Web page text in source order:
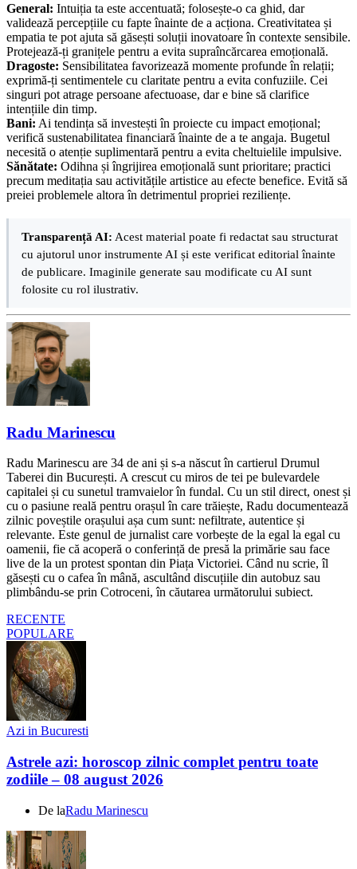
General: Intuiția ta este accentuată; folosește-o ca ghid, dar
validează percepțiile cu fapte înainte de a acționa. Creativitatea și
empatia te pot ajuta să găsești soluții inovatoare în contexte sensibile.
Protejează-ți granițele pentru a evita supraîncărcarea emoțională.
Dragoste: Sensibilitatea favorizează momente profunde în relații;
exprimă-ți sentimentele cu claritate pentru a evita confuziile. Cei
singuri pot atrage persoane afectuoase, dar e bine să clarifice
intențiile din timp.
Bani: Ai tendința să investești în proiecte cu impact emoțional;
verifică sustenabilitatea financiară înainte de a te angaja. Bugetul
necesită o atenție suplimentară pentru a evita cheltuielile impulsive.
Sănătate: Odihna și îngrijirea emoțională sunt prioritare; practici
precum meditația sau activitățile artistice au efecte benefice. Evită să
preiei problemele altora în detrimentul propriei reziliențe.
Transparență AI: Acest material poate fi redactat sau structurat
cu ajutorul unor instrumente AI și este verificat editorial înainte
de publicare. Imaginile generate sau modificate cu AI sunt
folosite cu rol ilustrativ.
Radu Marinescu
Radu Marinescu are 34 de ani și s-a născut în cartierul Drumul
Taberei din București. A crescut cu miros de tei pe bulevardele
capitalei și cu sunetul tramvaielor în fundal. Cu un stil direct, onest și
cu o pasiune reală pentru orașul în care trăiește, Radu documentează
zilnic poveștile orașului așa cum sunt: nefiltrate, autentice și
relevante. Este genul de jurnalist care vorbește de la egal la egal cu
oamenii, fie că acoperă o conferință de presă la primărie sau face
live de la un protest spontan din Piața Victoriei. Când nu scrie, îl
găsești cu o cafea în mână, ascultând discuțiile din autobuz sau
plimbându-se prin Cotroceni, în căutarea următorului subiect.
RECENTE
POPULARE
Azi in Bucuresti
Astrele azi: horoscop zilnic complet pentru toate
zodiile – 08 august 2026
De laRadu Marinescu